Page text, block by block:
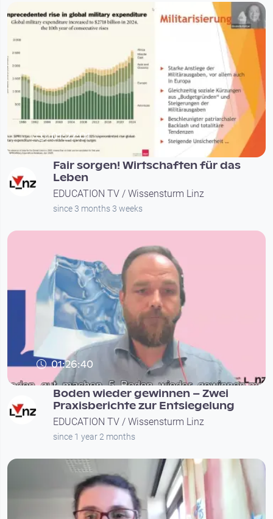
01:27:01
Fair sorgen! Wirtschaften für das
Leben
EDUCATION TV / Wissensturm Linz
since 3 months 3 weeks
01:26:40
Boden wieder gewinnen – Zwei
Praxisberichte zur Entsiegelung
EDUCATION TV / Wissensturm Linz
since 1 year 2 months